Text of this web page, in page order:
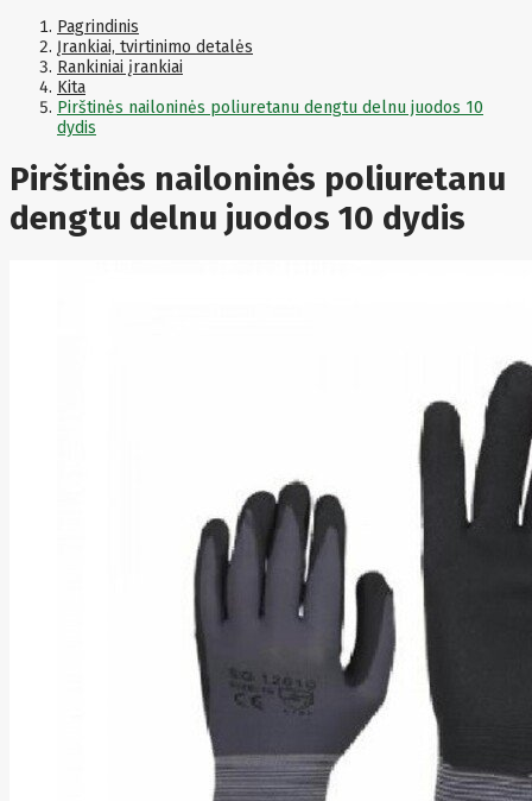
Apc
Apollo
Apple
Aqara
Arctic
Armac
ASM
Asrock
Assmann
ASSMANN
Pagrindinis
Įrankiai, tvirtinimo detalės
Rankiniai įrankiai
Kita
Pirštinės nailoninės poliuretanu dengtu delnu juodos 10
dydis
Pirštinės nailoninės poliuretanu
dengtu delnu juodos 10 dydis